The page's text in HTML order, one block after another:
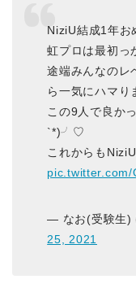
NiziU結成1年お
虹プロは最初っ
途端みんなのレ
ら一気にハマり
この9人で良か
`*)╯♡
これからも
pic.twitter.com/
— なお(受験生)
25, 2021